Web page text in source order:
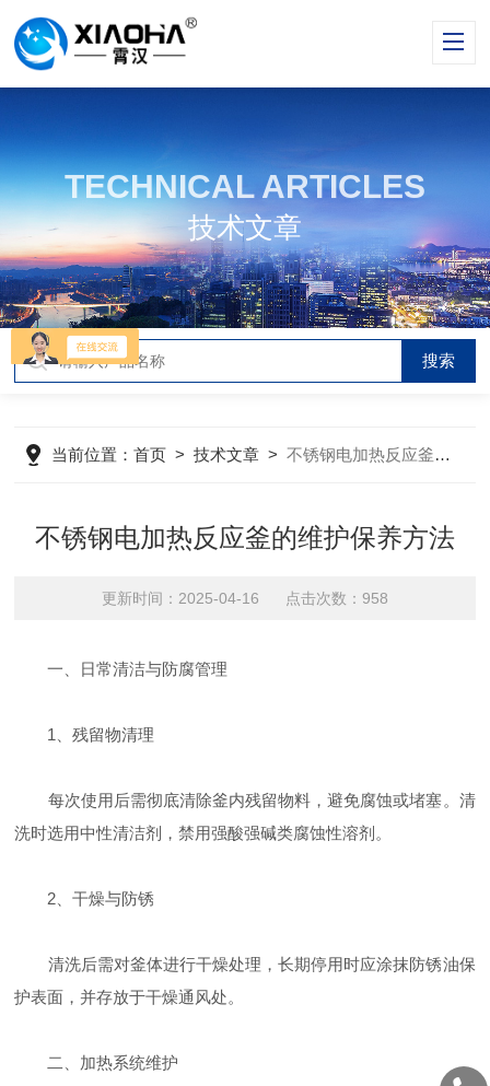
TECHNICAL ARTICLES
技术文章
当前位置：首页 >技术文章 >不锈钢电加热反应釜的维护保养方法
不锈钢电加热反应釜的维护保养方法
更新时间：2025-04-16 点击次数：958
一、‌日常清洁与防腐管理‌
‌1、残留物清理‌
每次使用后需彻底清除釜内残留物料，避免腐蚀或堵塞‌。清
洗时选用中性清洁剂，禁用强酸强碱类腐蚀性溶剂‌。
‌2、干燥与防锈‌
清洗后需对釜体进行干燥处理，长期停用时应涂抹防锈油保
护表面，并存放于干燥通风处‌。
二、‌加热系统维护‌